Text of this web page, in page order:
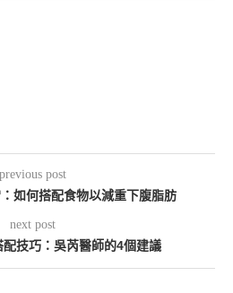
previous post
如何搭配食物以減重下腹脂肪
next post
技巧：吳芮醫師的4個建議